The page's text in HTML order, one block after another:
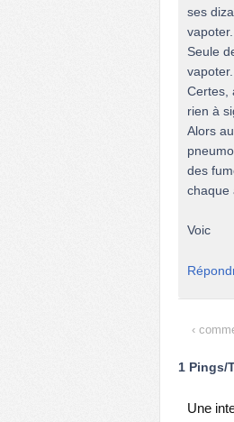
ses
vapoter.
Seule
vapoter.
Certes,
rien à
Alors
des
chaque
Voic
‹
1 Pings/
Une